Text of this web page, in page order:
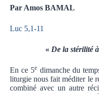
Par Amos BAMAL
Luc 5,1-11
« De la stérilité
En ce 5e dimanche du
liturgie nous fait méditer le
combiné avec un autre